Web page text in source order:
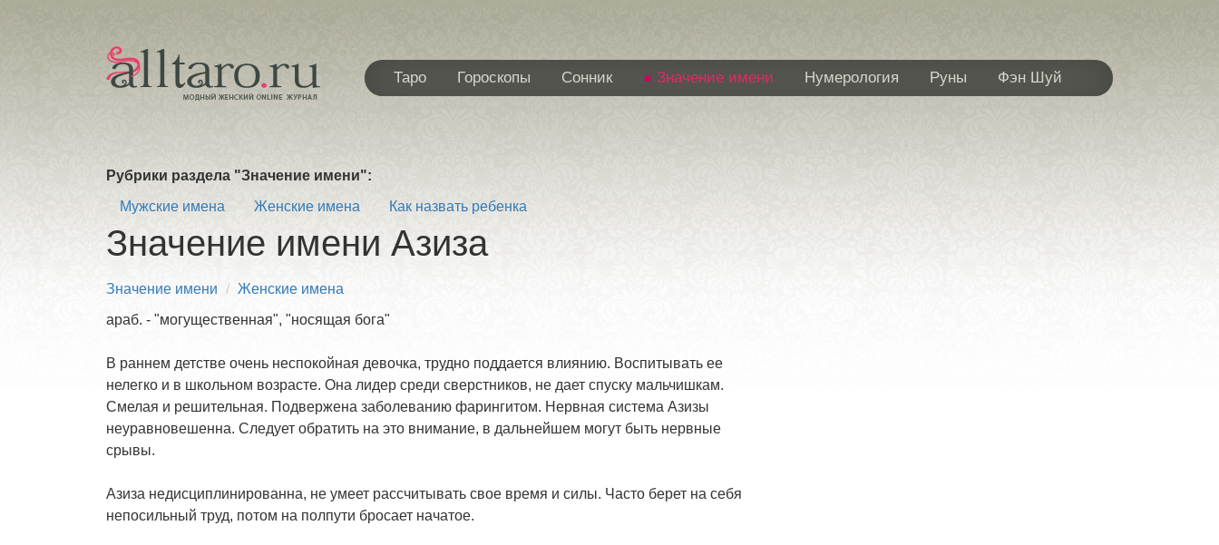
Таро Гороскопы Сонник Значение имени Нумерология Руны Фэн Шуй
Рубрики раздела "Значение имени":
Мужские имена
Женские имена Как назвать ребенка
Значение имени Азиза
Значение имени
Женские имена
араб. - "могущественная", "носящая бога"
В раннем детстве очень неспокойная девочка, трудно поддается влиянию. Воспитывать ее
нелегко и в школьном возрасте. Она лидер среди сверстников, не дает спуску мальчишкам.
Смелая и решительная. Подвержена заболеванию фарингитом. Нервная система Азизы
неуравновешенна. Следует обратить на это внимание, в дальнейшем могут быть нервные
срывы.
Азиза недисциплинированна, не умеет рассчитывать свое время и силы. Часто берет на себя
непосильный труд, потом на полпути бросает начатое.